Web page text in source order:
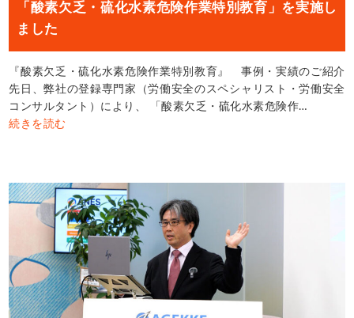
「酸素欠乏・硫化水素危険作業特別教育」を実施し
ました
『酸素欠乏・硫化水素危険作業特別教育』 事例・実績のご紹介
先日、弊社の登録専門家（労働安全のスペシャリスト・労働安全
コンサルタント）により、 「酸素欠乏・硫化水素危険作…
続きを読む